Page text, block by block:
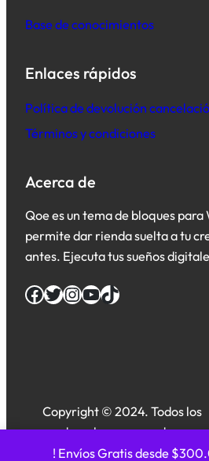
! Envíos Gratis desde
Base de conocimientos
Enlaces rápidos
Política de devolución
Términos y condiciones
Acerca de
Qoe es un tema de bloques para
permite dar rienda suelta a tu
antes. Ejecuta tus sueños
Facebook Twitter InstagramYouTube TikTok
Copyright © 2024. Todos los
derechos reservados.